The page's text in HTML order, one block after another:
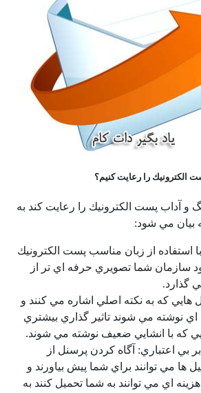
الكترونيك را رعايت كنيم؟
و آداب پست الكترونيك را رعايت كند به
بيان مي شود:
استفاده از زبان مناسب پست الكترونيك
سازمان شما تصويري حرفه اي تر از
گذارد.
هايي كه به نكته اصلي اشاره مي كنند و
نوشته مي شوند تاثير گذاري بيشتري
كه با انشايي ضعيف نوشته مي شوند.
بي اعتباري: آگاه كردن پرسنل از
ها مي توانند براي شما پيش بياورند و
هزينه اي مي توانند به شما تحميل كنند به